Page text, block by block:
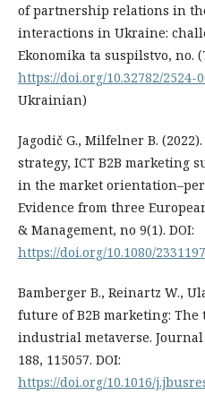
of partnership relations in
interactions in Ukraine:
Ekonomika ta suspilstvo, no.
https://doi.org/10.32782/2524-
Ukrainian)
Jagodič G., Milfelner B.
strategy, ICT B2B marketing
in the market
Evidence from three
& Management, no 9(1). DOI:
https://doi.org/10.1080/
Bamberger B., Reinartz W.,
future of B2B marketing:
industrial metaverse. Journal
188, 115057. DOI:
https://doi.org/10.1016/